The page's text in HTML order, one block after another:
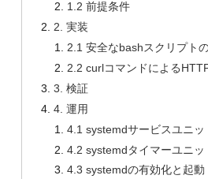
1.2 前提条件
2. 実装
2.1 安全なbashスクリプト
2.2 curlコマンドによる
3. 検証
4. 運用
4.1 systemdサービスユニッ
4.2 systemdタイマーユニッ
4.3 systemdの有効化と起動